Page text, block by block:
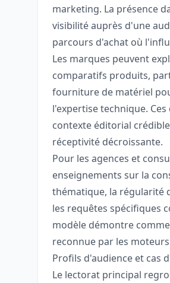
marketing. La présence
visibilité auprès d'une
parcours d'achat où
Les marques peuvent
comparatifs produits,
fourniture de matériel
l'expertise technique.
contexte éditorial
réceptivité décroissante.
Pour les agences et
enseignements sur la
thématique, la régularité
les requêtes spécifiques
modèle démontre
reconnue par les
Profils d'audience et cas
Le lectorat principal